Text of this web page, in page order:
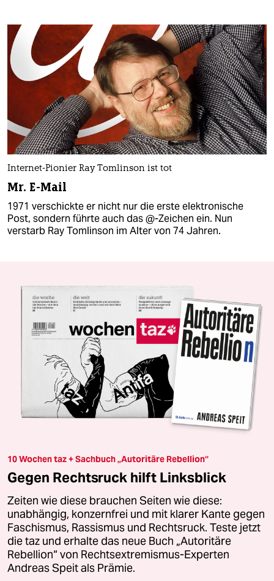
Internet-Pionier Ray Tomlinson ist tot
Mr. E-Mail
1971 verschickte er nicht nur die erste elektronische
Post, sondern führte auch das @-Zeichen ein. Nun
verstarb Ray Tomlinson im Alter von 74 Jahren.
10 Wochen taz + Sachbuch „Autoritäre Rebellion“
Gegen Rechtsruck hilft Linksblick
Zeiten wie diese brauchen Seiten wie diese:
unabhängig, konzernfrei und mit klarer Kante gegen
Faschismus, Rassismus und Rechtsruck. Teste jetzt
die taz und erhalte das neue Buch „Autoritäre
Rebellion“ von Rechtsextremismus-Experten
Andreas Speit als Prämie.